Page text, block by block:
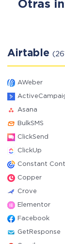
Otras
Airtable
AWeber
Asana
BulkSMS
ClickSend
ClickUp
Constant
Copper
Crove
Elementor
Facebook
GetResponse